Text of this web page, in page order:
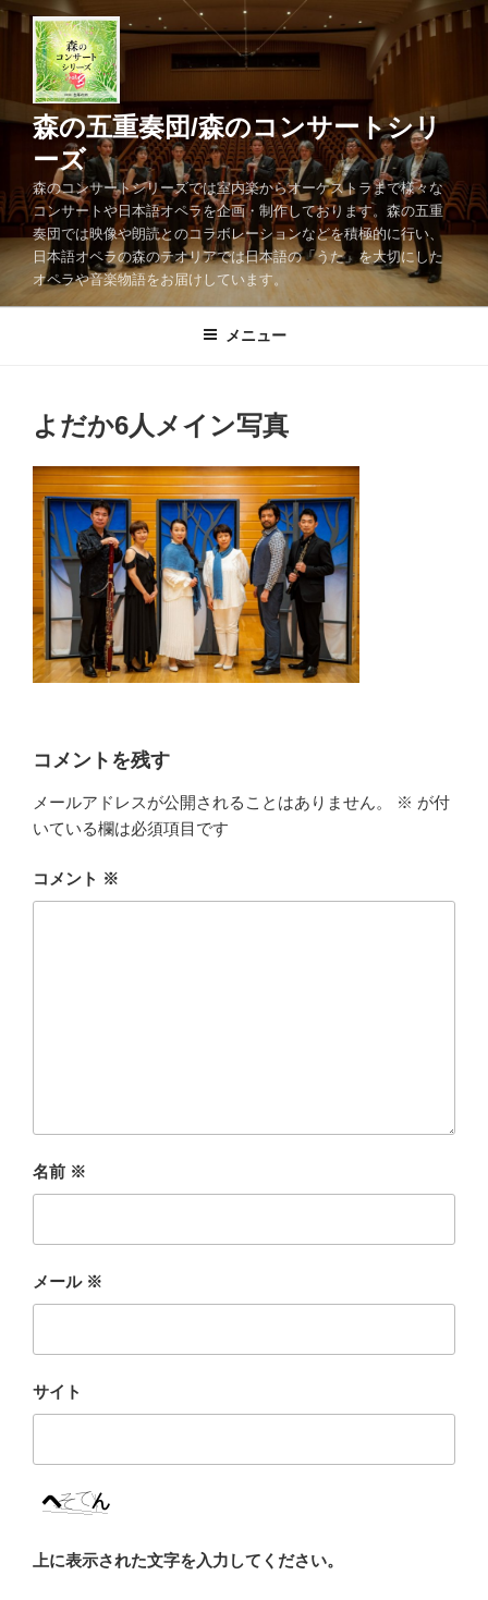
コ
ツ
キ
ッ
プ
森の五重奏団/森のコンサートシリ
ーズ
森のコンサートシリーズでは室内楽からオーケストラまで様々な
コンサートや日本語オペラを企画・制作しております。森の五重
奏団では映像や朗読とのコラボレーションなどを積極的に行い、
日本語オペラの森のテオリアでは日本語の「うた」を大切にした
オペラや音楽物語をお届けしています。
メニュー
よだか6人メイン写真
コメントを残す
メールアドレスが公開されることはありません。 ※ が付
いている欄は必須項目です
コメント ※
名前 ※
メール ※
サイト
上に表示された文字を入力してください。